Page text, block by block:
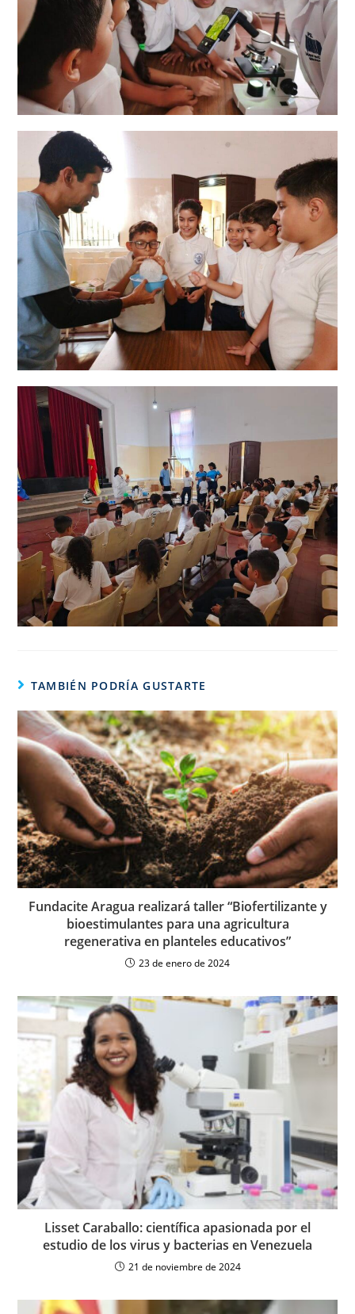
TAMBIÉN PODRÍA GUSTARTE
Fundacite Aragua realizará taller “Biofertilizante y
bioestimulantes para una agricultura
regenerativa en planteles educativos”
23 de enero de 2024
Lisset Caraballo: científica apasionada por el
estudio de los virus y bacterias en Venezuela
21 de noviembre de 2024